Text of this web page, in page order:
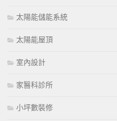
太陽能儲能系統
太陽能屋頂
室內設計
家醫科診所
小坪數裝修